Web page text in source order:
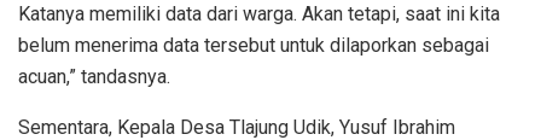
Katanya memiliki data dari warga. Akan tetapi, saat ini kita
belum menerima data tersebut untuk dilaporkan sebagai
acuan,” tandasnya.
Sementara, Kepala Desa Tlajung Udik, Yusuf Ibrahim